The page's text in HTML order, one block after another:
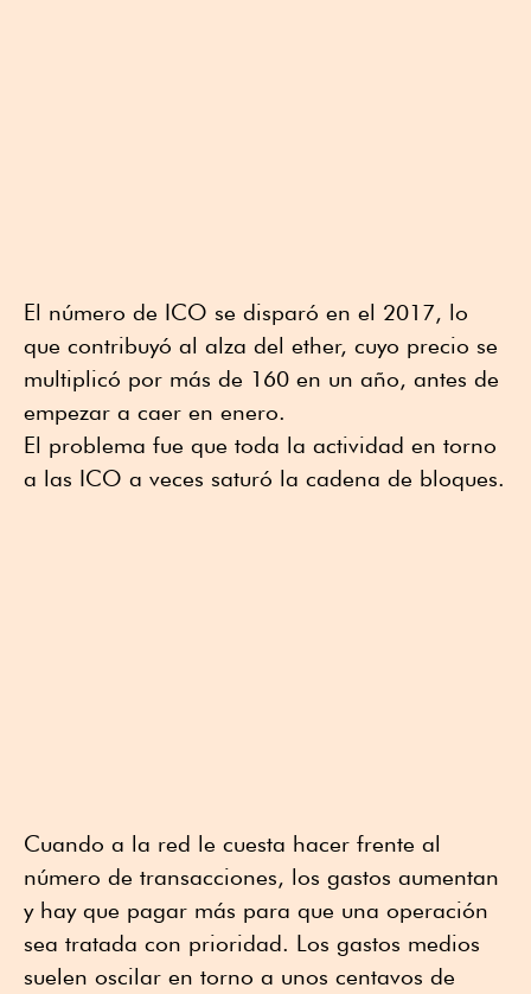
El número de ICO se disparó en el 2017, lo
que contribuyó al alza del ether, cuyo precio se
multiplicó por más de 160 en un año, antes de
empezar a caer en enero.
El problema fue que toda la actividad en torno
a las ICO a veces saturó la cadena de bloques.
Cuando a la red le cuesta hacer frente al
número de transacciones, los gastos aumentan
y hay que pagar más para que una operación
sea tratada con prioridad. Los gastos medios
suelen oscilar en torno a unos centavos de